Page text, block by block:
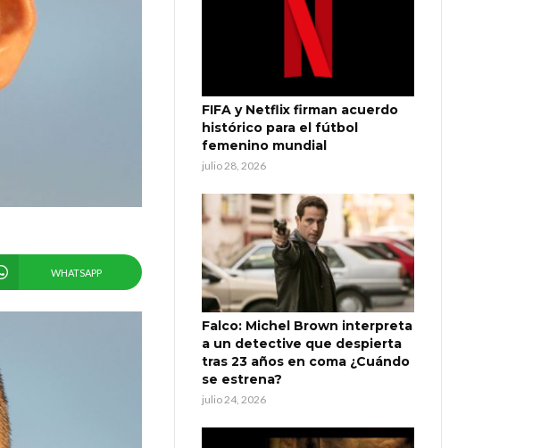
WHATSAPP
FIFA y Netflix firman acuerdo
histórico para el fútbol
femenino mundial
julio 28, 2026
Falco: Michel Brown interpreta
a un detective que despierta
tras 23 años en coma ¿Cuándo
se estrena?
julio 24, 2026